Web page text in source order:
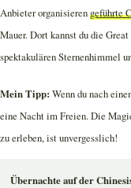
Anbieter organisierengeführte
Mauer. Dort kannst du die
spektakulären Sternenhimmel
Mein Tipp: Wenn du nach
eine Nacht im Freien. Die
zu erleben, ist unvergesslich!
Übernachte auf der